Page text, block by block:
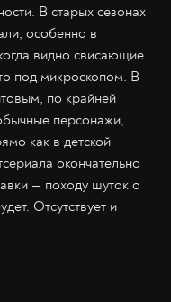
В старых сезонах
особенно в
видно свисающие
под микроскопом. В
по крайней
персонажи,
как в детской
окончательно
— походу шуток о
Отсутствует и